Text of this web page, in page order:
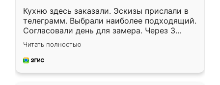
Кухню здесь заказали. Эскизы прислали в
телеграмм. Выбрали наиболее подходящий.
Согласовали день для замера. Через 3
недели кухня была уже готова. Остались
довольны работой. Спасибо Ренессанс
мебель за качественную работу!
Читать полностью